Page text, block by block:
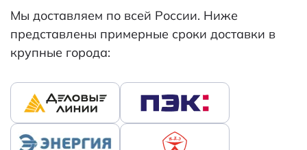
Мы доставляем по всей России. Ниже
представлены примерные сроки доставки в
крупные города: